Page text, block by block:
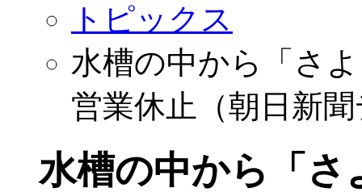
トピックス
水槽の中から「さ
営業休止（朝日新
水槽の中から「